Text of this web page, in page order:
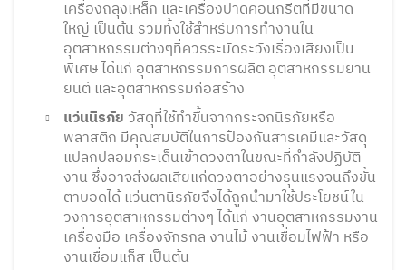
เครื่องถลุงเหล็ก และเครื่องปาดคอนกรีตที่มีขนาด
ใหญ่ เป็นต้น รวมทั้งใช้สำหรับการทำงานใน
อุตสาหกรรมต่างๆที่ควรระมัดระวังเรื่องเสียงเป็น
พิเศษ ได้แก่ อุตสาหกรรมการผลิต อุตสาหกรรมยาน
ยนต์ และอุตสาหกรรมก่อสร้าง
แว่นนิรภัย วัสดุที่ใช้ทำขึ้นจากกระจกนิรภัยหรือ
พลาสติก มีคุณสมบัติในการป้องกันสารเคมีและวัสดุ
แปลกปลอมกระเด็นเข้าดวงตาในขณะที่กำลังปฏิบัติ
งาน ซึ่งอาจส่งผลเสียแก่ดวงตาอย่างรุนแรงจนถึงขั้น
ตาบอดได้ แว่นตานิรภัยจึงได้ถูกนำมาใช้ประโยชน์ใน
วงการอุตสาหกรรมต่างๆ ได้แก่ งานอุตสาหกรรมงาน
เครื่องมือ เครื่องจักรกล งานไม้ งานเชื่อมไฟฟ้า หรือ
งานเชื่อมแก็ส เป็นต้น